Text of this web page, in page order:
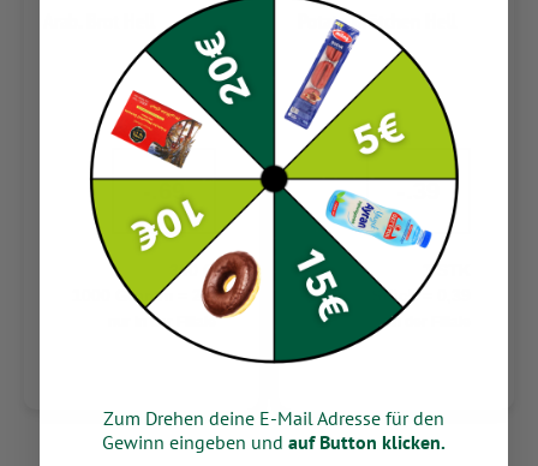
300 G
1000 Gramm = 2,3
nur in der Filiale
Potato Brötchen Hell
1 STK
Stück = 0,39
nur in der Filiale
Zum Drehen deine E-Mail Adresse für den
Gewinn eingeben und auf Button klicken.